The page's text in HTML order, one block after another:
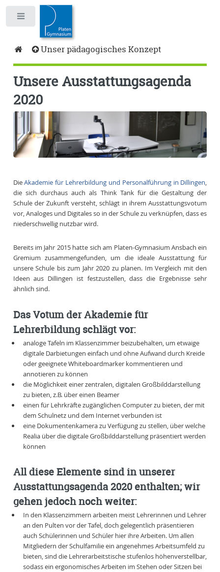
Unser pädagogisches Konzept
Unsere Ausstattungsagenda
2020
DieAkademie für Lehrerbildung und Personalführung in Dillingen,
die sich durchaus auch als Think Tank für die Gestaltung der
Schule der Zukunft versteht, schlägt in ihrem Ausstattungsvotum
vor, Analoges und Digitales so in der Schule zu verknüpfen, dass es
niederschwellig nutzbar wird.
Bereits im Jahr 2015 hatte sich am Platen-Gymnasium Ansbach ein
Gremium zusammengefunden, um die ideale Ausstattung für
unsere Schule bis zum Jahr 2020 zu planen. Im Vergleich mit den
Ideen aus Dillingen ist festzustellen, dass die Ergebnisse sehr
ähnlich sind.
Das Votum der Akademie für
Lehrerbildung schlägt vor:
analoge Tafeln im Klassenzimmer beizubehalten, um etwaige
digitale Darbietungen einfach und ohne Aufwand durch Kreide
oder geeignete Whiteboardmarker kommentieren und
annotieren zu können
die Möglichkeit einer zentralen, digitalen Großbilddarstellung
zu bieten, z.B. über einen Beamer
einen für Lehrkräfte zugänglichen Computer zu bieten, der mit
dem Schulnetz und dem Internet verbunden ist
eine Dokumentenkamera zu Verfügung zu stellen, über welche
Realia über die digitale Großbilddarstellung präsentiert werden
können
All diese Elemente sind in unserer
Ausstattungsagenda 2020 enthalten; wir
gehen jedoch noch weiter:
In den Klassenzimmern arbeiten meist Lehrerinnen und Lehrer
an den Pulten vor der Tafel, doch gelegentlich präsentieren
auch Schülerinnen und Schüler hier ihre Arbeiten. Um allen
Mitgliedern der Schulfamilie ein angenehmes Arbeitsumfeld zu
bieten, sind die Lehrerarbeitstische stufenlos höhenverstellbar,
sodass ein ergonomisches Arbeiten im Stehen oder Sitzen bei
Toggle